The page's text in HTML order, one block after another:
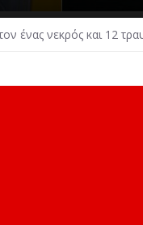
ένας νεκρός και 12